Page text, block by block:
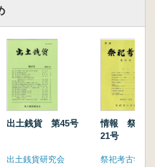
出土銭貨 第45号
出土銭貨研究会
情報 祭祀
21号
祭祀考古学会